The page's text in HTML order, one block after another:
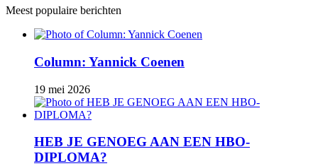
Meest populaire berichten
Column: Yannick Coenen
19 mei 2026
HEB JE GENOEG AAN EEN HBO-
DIPLOMA?